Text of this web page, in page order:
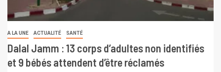
A LA UNE ACTUALITÉ SANTÉ
Dalal Jamm : 13 corps d’adultes non identifiés
et 9 bébés attendent d’être réclamés